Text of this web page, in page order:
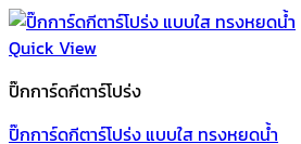
Quick View
ปิ๊กการ์ดกีตาร์โปร่ง
ปิ๊กการ์ดกีตาร์โปร่ง แบบใส ทรงหยดน้ำ